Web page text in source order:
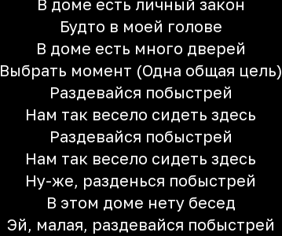
В доме есть личный закон
Будто в моей голове
В доме есть много дверей
Выбрать момент (Одна общая цель)
Раздевайся побыстрей
Нам так весело сидеть здесь
Раздевайся побыстрей
Нам так весело сидеть здесь
Ну-же, разденься побыстрей
В этом доме нету бесед
Эй, малая, раздевайся побыстрей